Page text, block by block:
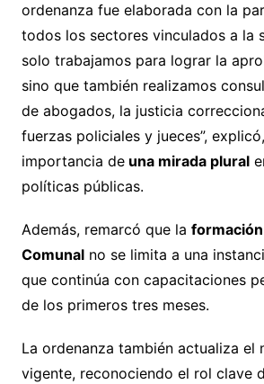
ordenanza fue elaborada con la
todos los sectores vinculados a la
solo trabajamos para lograr la
sino que también realizamos
de abogados, la justicia
fuerzas policiales y jueces”,
importancia deuna mirada plural
políticas públicas.
Además, remarcó que la
Comunalno se limita a una
que continúa con capacitaciones
de los primeros tres meses.
La ordenanza también actualiza el
vigente, reconociendo el rol clave